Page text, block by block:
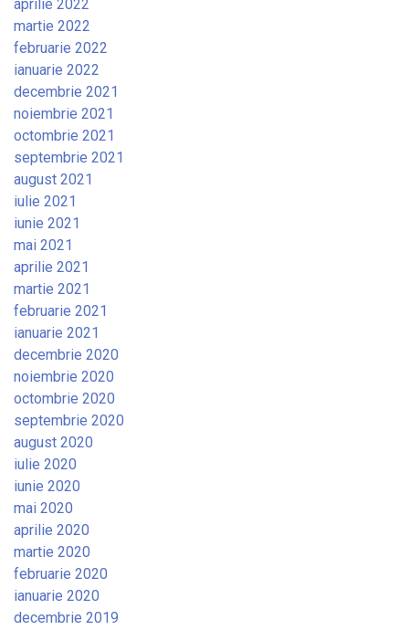
aprilie 2022
martie 2022
februarie 2022
ianuarie 2022
decembrie 2021
noiembrie 2021
octombrie 2021
septembrie 2021
august 2021
iulie 2021
iunie 2021
mai 2021
aprilie 2021
martie 2021
februarie 2021
ianuarie 2021
decembrie 2020
noiembrie 2020
octombrie 2020
septembrie 2020
august 2020
iulie 2020
iunie 2020
mai 2020
aprilie 2020
martie 2020
februarie 2020
ianuarie 2020
decembrie 2019